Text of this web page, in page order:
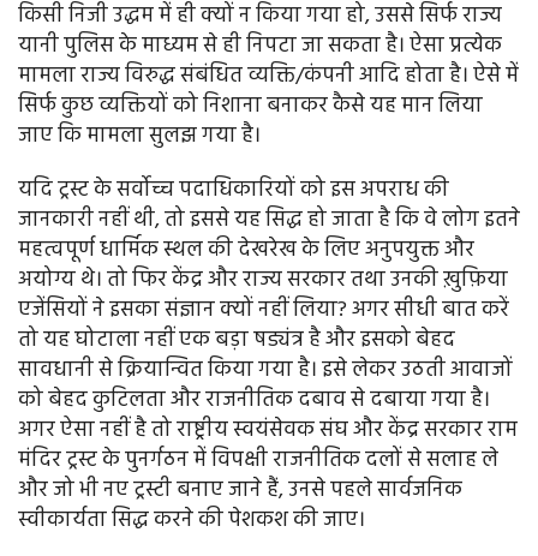
किसी निजी उद्धम में ही क्यों न किया गया हो, उससे सिर्फ राज्य
यानी पुलिस के माध्यम से ही निपटा जा सकता है। ऐसा प्रत्येक
मामला राज्य विरुद्ध संबंधित व्यक्ति/कंपनी आदि होता है। ऐसे में
सिर्फ कुछ व्यक्तियों को निशाना बनाकर कैसे यह मान लिया
जाए कि मामला सुलझ गया है।
यदि ट्रस्ट के सर्वोच्च पदाधिकारियों को इस अपराध की
जानकारी नहीं थी, तो इससे यह सिद्ध हो जाता है कि वे लोग इतने
महत्वपूर्ण धार्मिक स्थल की देखरेख के लिए अनुपयुक्त और
अयोग्य थे। तो फिर केंद्र और राज्य सरकार तथा उनकी ख़ुफ़िया
एजेंसियों ने इसका संज्ञान क्यों नहीं लिया? अगर सीधी बात करें
तो यह घोटाला नहीं एक बड़ा षड्यंत्र है और इसको बेहद
सावधानी से क्रियान्वित किया गया है। इसे लेकर उठती आवाजों
को बेहद कुटिलता और राजनीतिक दबाव से दबाया गया है।
अगर ऐसा नहीं है तो राष्ट्रीय स्वयंसेवक संघ और केंद्र सरकार राम
मंदिर ट्रस्ट के पुनर्गठन में विपक्षी राजनीतिक दलों से सलाह ले
और जो भी नए ट्रस्टी बनाए जाने हैं, उनसे पहले सार्वजनिक
स्वीकार्यता सिद्ध करने की पेशकश की जाए।